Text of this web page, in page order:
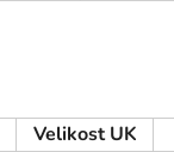
Velikost UK